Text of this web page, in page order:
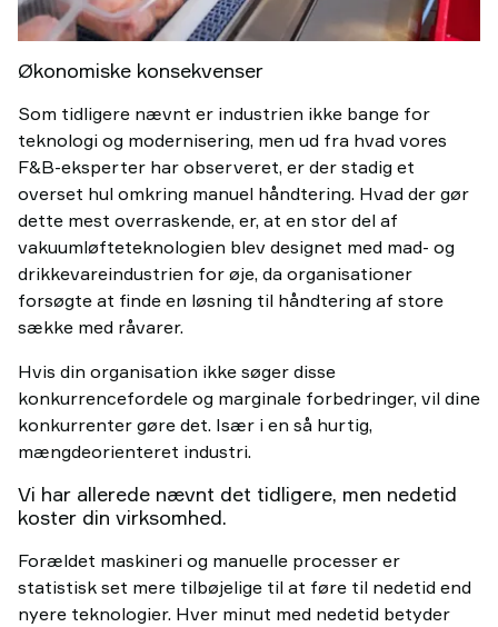
Økonomiske konsekvenser
Som tidligere nævnt er industrien ikke bange for
teknologi og modernisering, men ud fra hvad vores
F&B-eksperter har observeret, er der stadig et
overset hul omkring manuel håndtering. Hvad der gør
dette mest overraskende, er, at en stor del af
vakuumløfteteknologien blev designet med mad- og
drikkevareindustrien for øje, da organisationer
forsøgte at finde en løsning til håndtering af store
sække med råvarer.
Hvis din organisation ikke søger disse
konkurrencefordele og marginale forbedringer, vil dine
konkurrenter gøre det. Især i en så hurtig,
mængdeorienteret industri.
Vi har allerede nævnt det tidligere, men nedetid
koster din virksomhed.
Forældet maskineri og manuelle processer er
statistisk set mere tilbøjelige til at føre til nedetid end
nyere teknologier. Hver minut med nedetid betyder